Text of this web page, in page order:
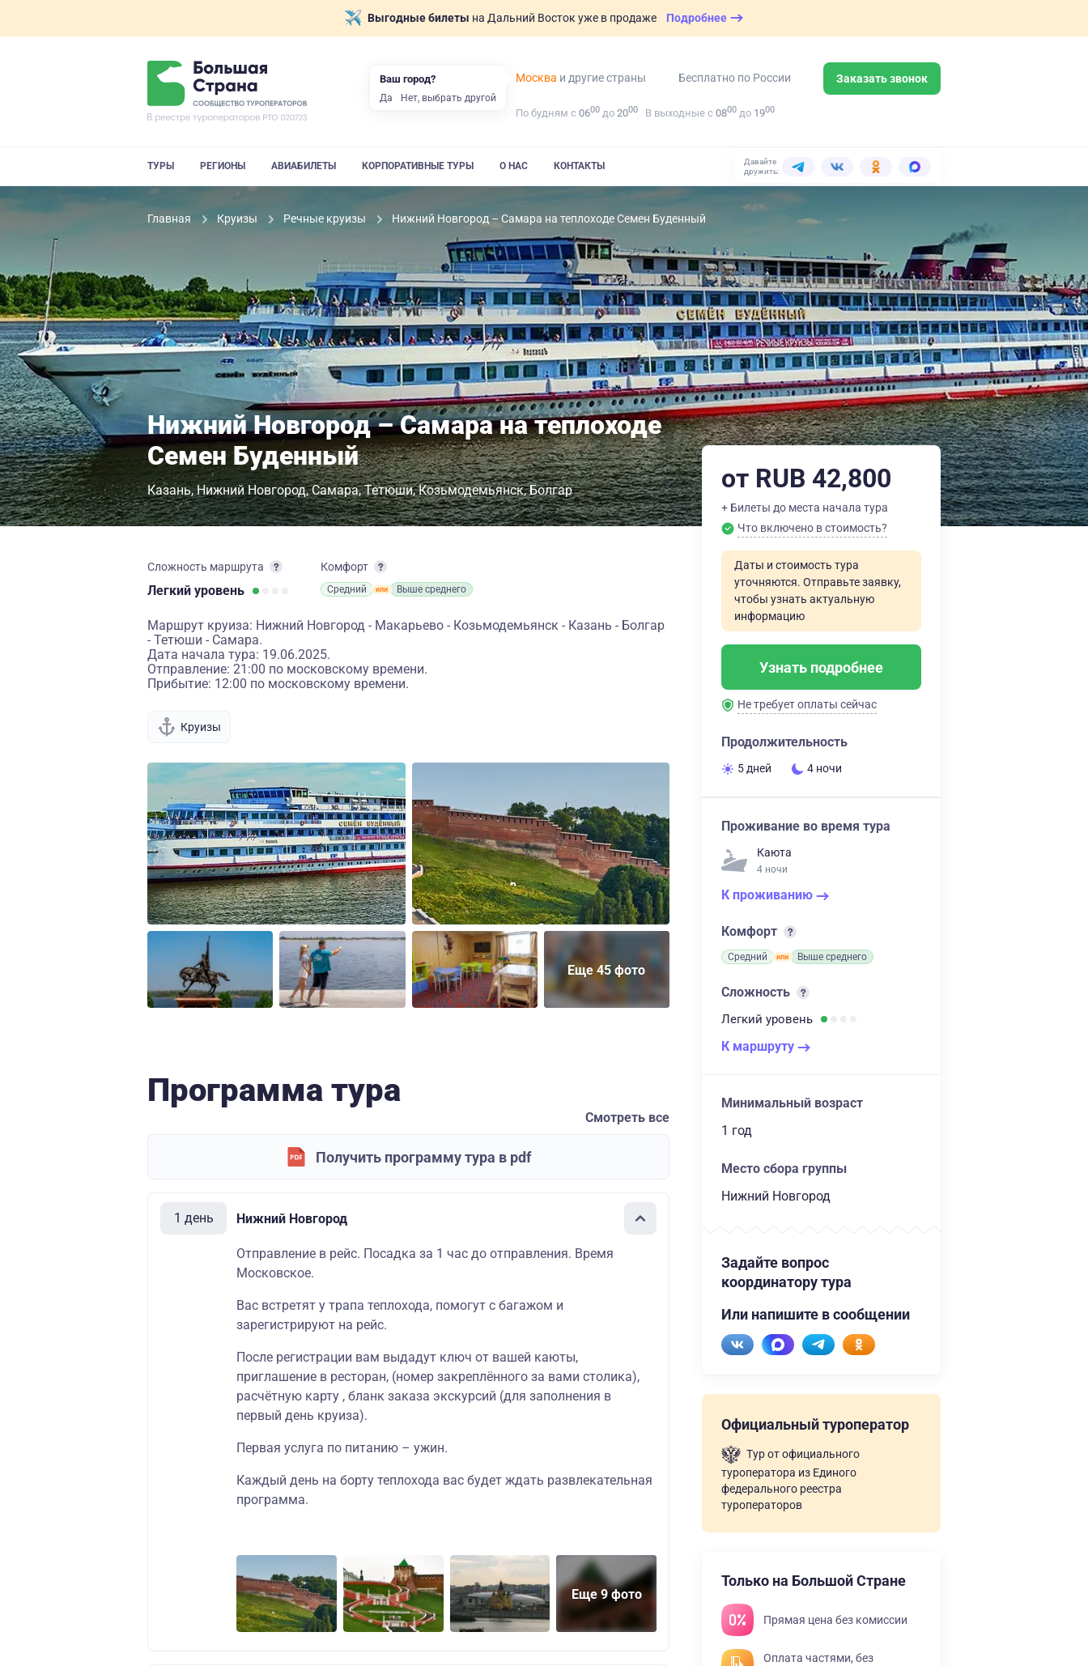
Выгодные билеты на Дальний Восток уже в продаже Подробнее
Москва и другие страны Бесплатно по России Заказать звонок
По будням с 0600 до 2000 В выходные с 0800 до 1900
ТУРЫ РЕГИОНЫ АВИАБИЛЕТЫ КОРПОРАТИВНЫЕ ТУРЫ О НАС КОНТАКТЫ
Давайте
дружить:
Главная Круизы Речные круизы Нижний Новгород – Самара на теплоходе Семен Буденный
Нижний Новгород – Самара на теплоходе
Семен Буденный
Казань Нижний Новгород Самара Тетюши Козьмодемьянск Болгар
Сложность маршрута
Легкий уровень
Комфорт
Средний Выше среднего
Маршрут круиза: Нижний Новгород - Макарьево - Козьмодемьянск - Казань - Болгар
- Тетюши - Самара.
Дата начала тура: 19.06.2025.
Отправление: 21:00 по московскому времени.
Прибытие: 12:00 по московскому времени.
Круизы
Еще 45 фото
Программа тура
Смотреть все
Получить программу тура в pdf
1 день Нижний Новгород
Отправление в рейс. Посадка за 1 час до отправления. Время
Московское.
Вас встретят у трапа теплохода, помогут с багажом и
зарегистрируют на рейс.
После регистрации вам выдадут ключ от вашей каюты,
приглашение в ресторан, (номер закреплённого за вами столика),
расчётную карту , бланк заказа экскурсий (для заполнения в
первый день круиза).
Первая услуга по питанию – ужин.
Каждый день на борту теплохода вас будет ждать развлекательная
программа.
Еще 9 фото
от RUB 42,800
+ Билеты до места начала тура
Что включено в стоимость?
Даты и стоимость тура
уточняются. Отправьте заявку,
чтобы узнать актуальную
информацию
Узнать подробнее
Не требует оплаты сейчас
Продолжительность
5 дней 4 ночи
Проживание во время тура
Каюта
4 ночи
К проживанию
Комфорт
Средний Выше среднего
Сложность
Легкий уровень
К маршруту
Минимальный возраст
1 год
Место сбора группы
Нижний Новгород
Задайте вопрос
координатору тура
Или напишите в сообщении
Официальный туроператор
Тур от официального
туроператора из Единого
федерального реестра
туроператоров
Только на Большой Стране
Прямая цена без комиссии
Оплата частями, без
Ваш город?
Да Нет, выбрать другой